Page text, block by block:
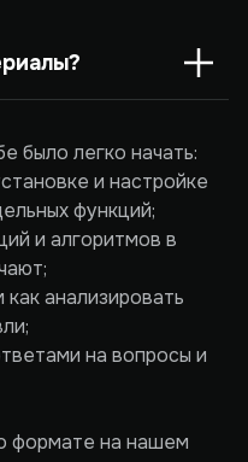
было легко начать:
и настройке
функций;
и алгоритмов в
анализировать
на вопросы и
формате на нашем